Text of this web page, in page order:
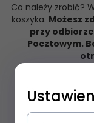
Co należy zrobić?
koszyka. Możesz
przy
Pocztowym.